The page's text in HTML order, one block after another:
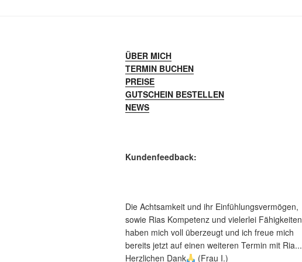
ÜBER MICH
TERMIN BUCHEN
PREISE
GUTSCHEIN BESTELLEN
NEWS
Kundenfeedback:
Die Achtsamkeit und ihr Einfühlungsvermögen,
sowie Rias Kompetenz und vielerlei Fähigkeiten
haben mich voll überzeugt und ich freue mich
bereits jetzt auf einen weiteren Termin mit Ria...
Herzlichen Dank
(Frau I.)